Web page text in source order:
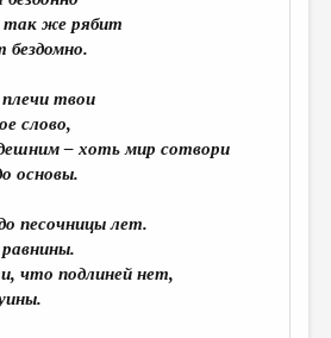
так же рябит
бездомно.
твои
слово,
– хоть мир сотвори
основы.
песочницы лет.
что подлиней нет,